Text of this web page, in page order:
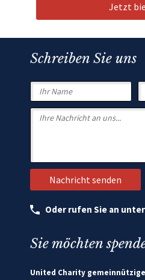
Jetzt
Schreiben Sie uns
Oder rufen Sie an unter
Sie möchten
United Charity